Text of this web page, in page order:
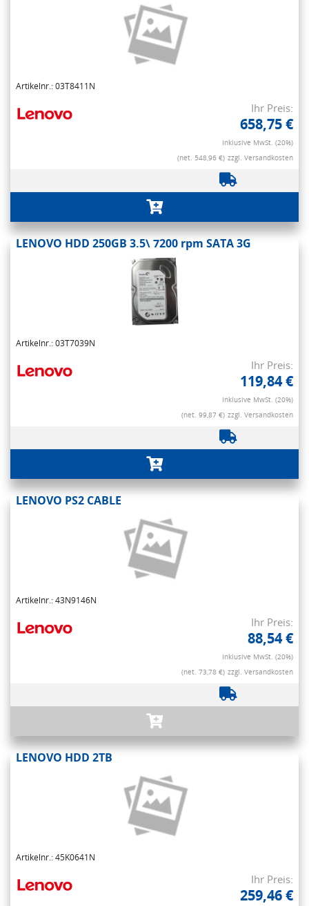
Artikelnr.: 03T8411N
Ihr Preis:
658,75 €
Inklusive MwSt. (20%)
(net. 548,96 €) zzgl. Versandkosten
LENOVO HDD 250GB 3.5\ 7200 rpm SATA 3G
Artikelnr.: 03T7039N
Ihr Preis:
119,84 €
Inklusive MwSt. (20%)
(net. 99,87 €) zzgl. Versandkosten
LENOVO PS2 CABLE
Artikelnr.: 43N9146N
Ihr Preis:
88,54 €
Inklusive MwSt. (20%)
(net. 73,78 €) zzgl. Versandkosten
LENOVO HDD 2TB
Artikelnr.: 45K0641N
Ihr Preis:
259,46 €